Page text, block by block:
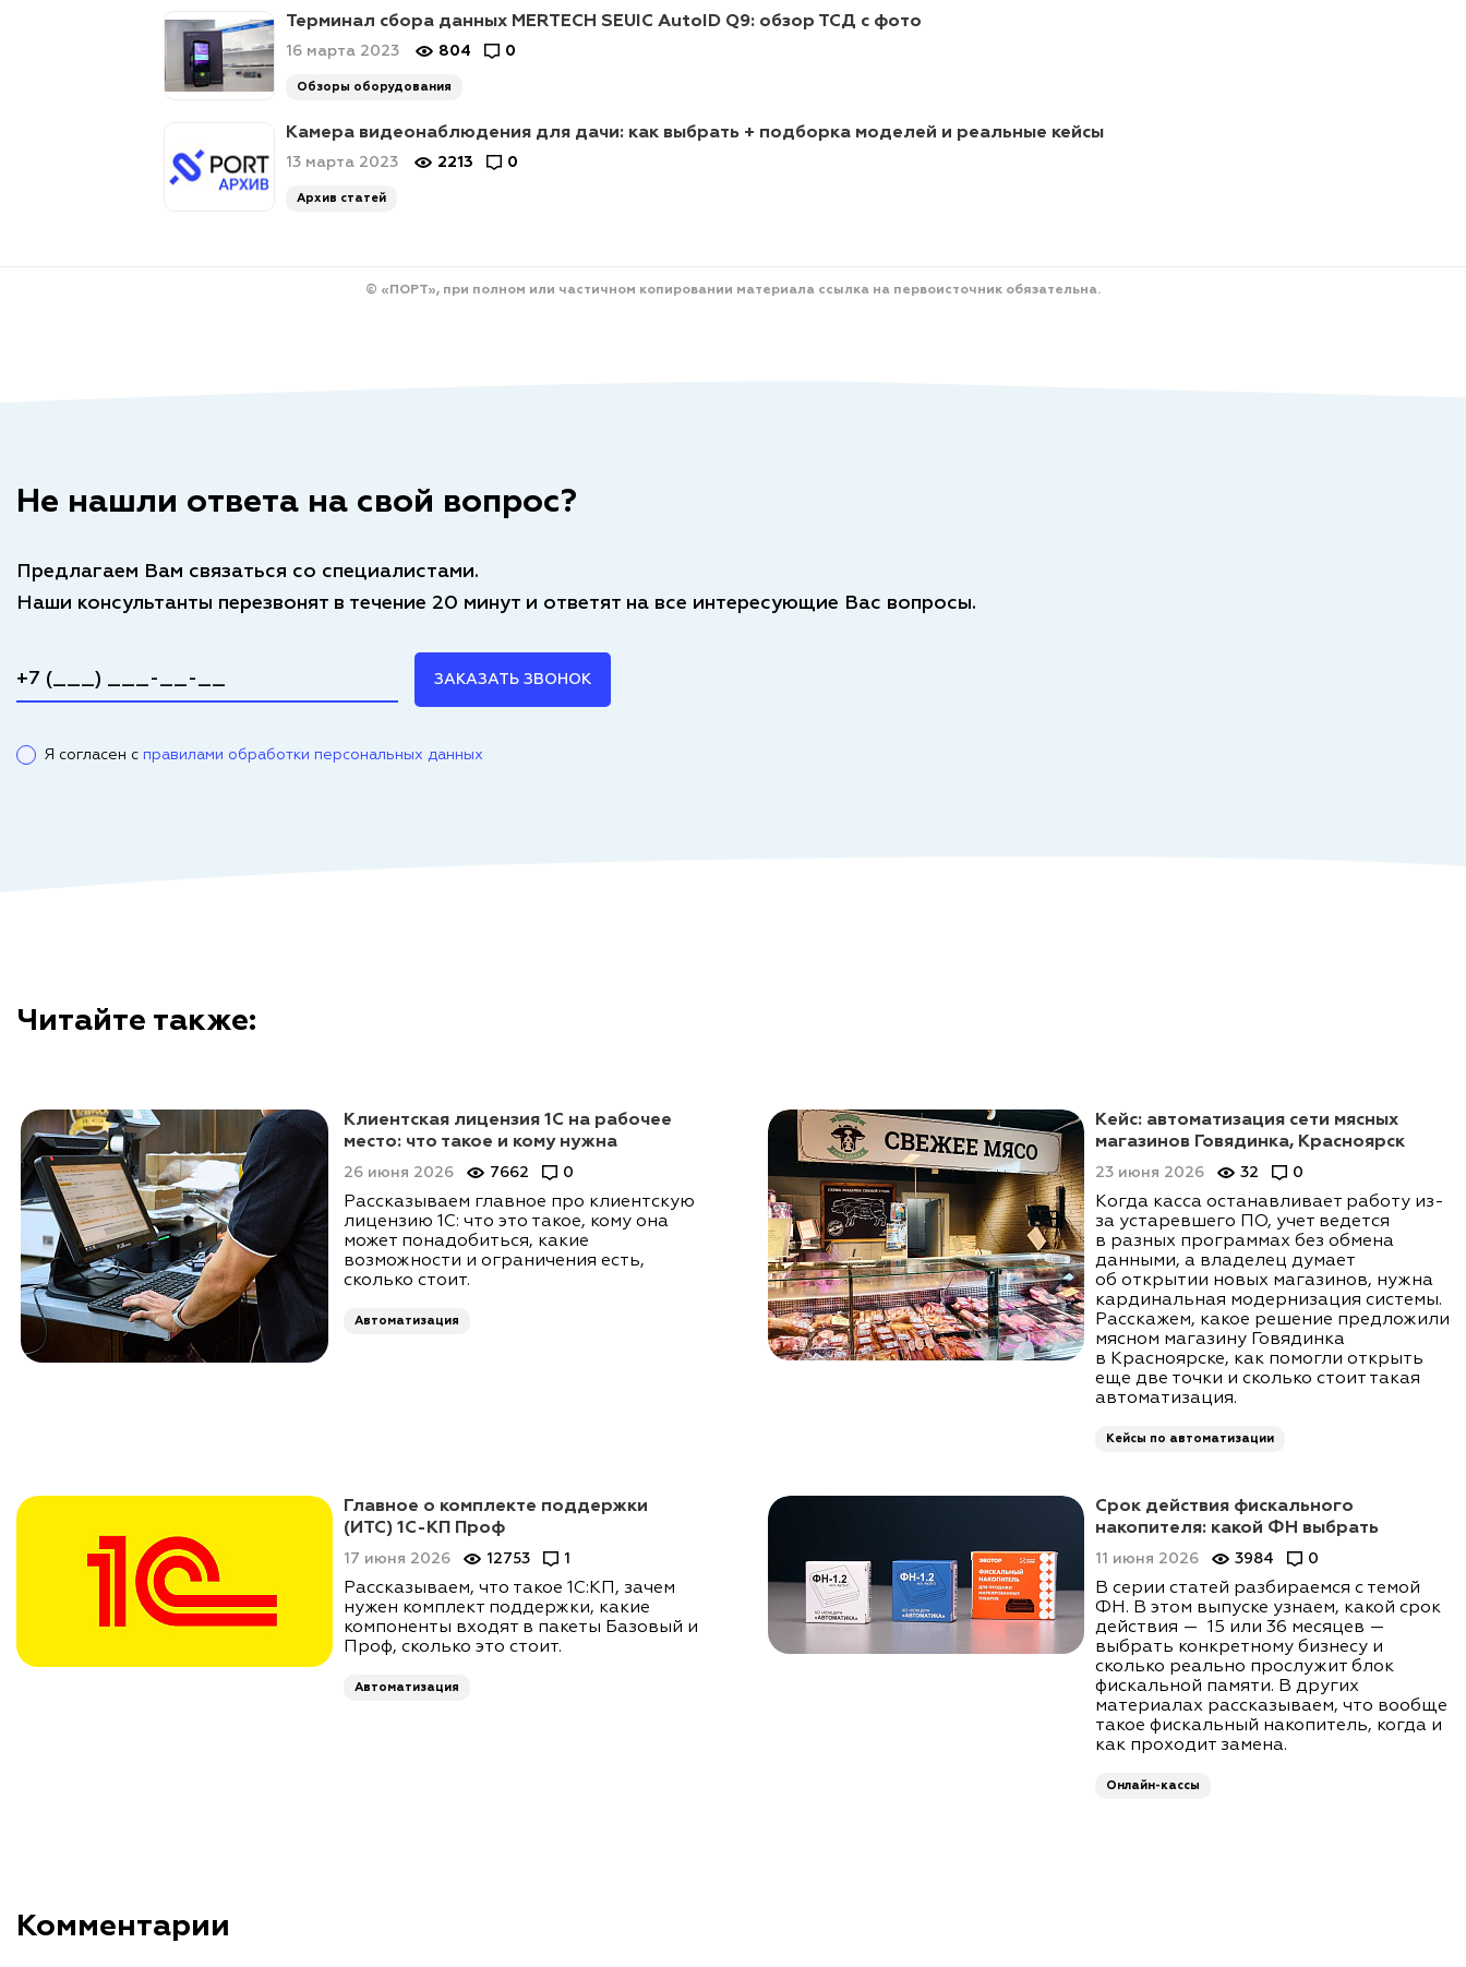
Терминал сбора данных MERTECH SEUIC AutoID Q9: обзор ТСД с фото
16 марта 2023 804 0
Обзоры оборудования
Камера видеонаблюдения для дачи: как выбрать + подборка моделей и реальные кейсы
13 марта 2023 2213 0
Архив статей
© «ПОРТ», при полном или частичном копировании материала ссылка на первоисточник обязательна.
Не нашли ответа на свой вопрос?
Предлагаем Вам связаться со специалистами.
Наши консультанты перезвонят в течение 20 минут и ответят на все интересующие Вас вопросы.
Я согласен с правилами обработки персональных данных
ЗАКАЗАТЬ ЗВОНОК
Читайте также:
Клиентская лицензия 1С на рабочее
место: что такое и кому нужна
26 июня 2026 7662 0
Рассказываем главное про клиентскую
лицензию 1С: что это такое, кому она
может понадобиться, какие
возможности и ограничения есть,
сколько стоит.
Автоматизация
Кейс: автоматизация сети мясных
магазинов Говядинка, Красноярск
23 июня 2026 32 0
Когда касса останавливает работу из-
за устаревшего ПО, учет ведется
в разных программах без обмена
данными, а владелец думает
об открытии новых магазинов, нужна
кардинальная модернизация системы.
Расскажем, какое решение предложили
мясном магазину Говядинка
в Красноярске, как помогли открыть
еще две точки и сколько стоит такая
автоматизация.
Кейсы по автоматизации
Главное о комплекте поддержки
(ИТС) 1С-КП Проф
17 июня 2026 12753 1
Рассказываем, что такое 1С:КП, зачем
нужен комплект поддержки, какие
компоненты входят в пакеты Базовый и
Проф, сколько это стоит.
Автоматизация
Срок действия фискального
накопителя: какой ФН выбрать
11 июня 2026 3984 0
В серии статей разбираемся с темой
ФН. В этом выпуске узнаем, какой срок
действия — 15 или 36 месяцев —
выбрать конкретному бизнесу и
сколько реально прослужит блок
фискальной памяти. В других
материалах рассказываем, что вообще
такое фискальный накопитель, когда и
как проходит замена.
Онлайн-кассы
Комментарии